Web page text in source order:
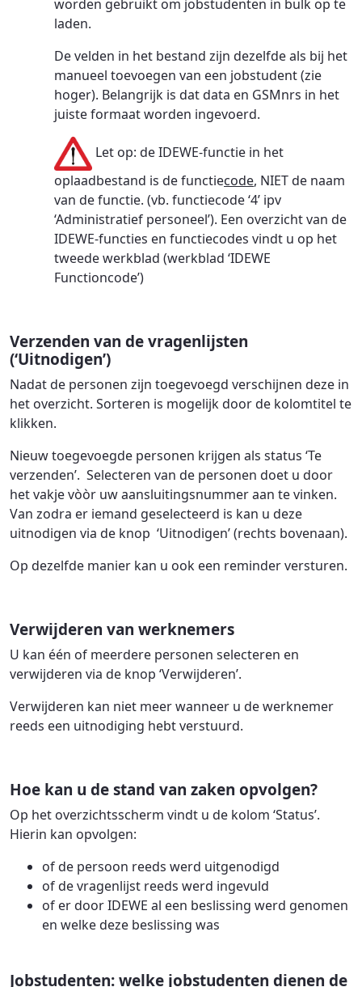
worden gebruikt om jobstudenten in bulk op te
laden.
De velden in het bestand zijn dezelfde als bij het
manueel toevoegen van een jobstudent (zie
hoger). Belangrijk is dat data en GSMnrs in het
juiste formaat worden ingevoerd.
Let op: de IDEWE-functie in het
oplaadbestand is de functiecode, NIET de naam
van de functie. (vb. functiecode ‘4’ ipv
‘Administratief personeel’). Een overzicht van de
IDEWE-functies en functiecodes vindt u op het
tweede werkblad (werkblad ‘IDEWE
Functioncode’)
Verzenden van de vragenlijsten
(‘Uitnodigen’)
Nadat de personen zijn toegevoegd verschijnen deze in
het overzicht. Sorteren is mogelijk door de kolomtitel te
klikken.
Nieuw toegevoegde personen krijgen als status ‘Te
verzenden’. Selecteren van de personen doet u door
het vakje vòòr uw aansluitingsnummer aan te vinken.
Van zodra er iemand geselecteerd is kan u deze
uitnodigen via de knop ‘Uitnodigen’ (rechts bovenaan).
Op dezelfde manier kan u ook een reminder versturen.
Verwijderen van werknemers
U kan één of meerdere personen selecteren en
verwijderen via de knop ‘Verwijderen’.
Verwijderen kan niet meer wanneer u de werknemer
reeds een uitnodiging hebt verstuurd.
Hoe kan u de stand van zaken opvolgen?
Op het overzichtsscherm vindt u de kolom ‘Status’.
Hierin kan opvolgen:
of de persoon reeds werd uitgenodigd
of de vragenlijst reeds werd ingevuld
of er door IDEWE al een beslissing werd genomen
en welke deze beslissing was
Jobstudenten: welke jobstudenten dienen de